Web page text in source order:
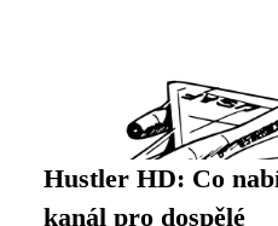
Hustler HD: Co
kanál pro dospělé